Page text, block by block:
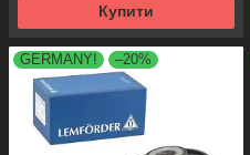
Купити
GERMANY! –20%